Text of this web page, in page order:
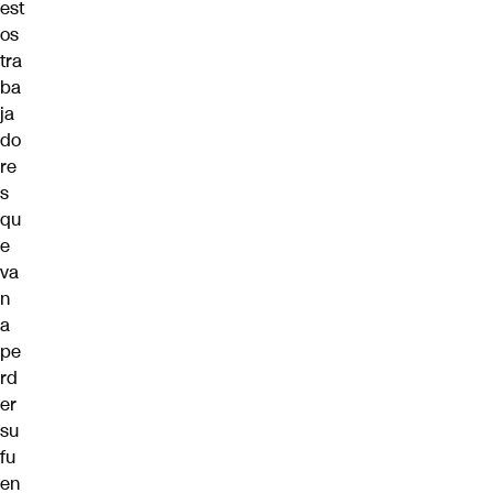
est
os
tra
ba
ja
do
re
s
qu
e
va
n
a
pe
rd
er
su
fu
en